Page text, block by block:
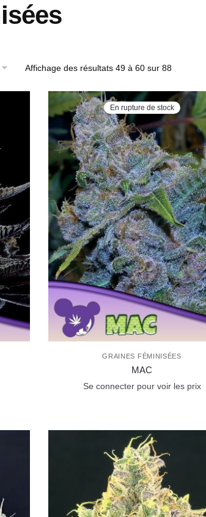
Affichage des résultats 49 à 60 sur 88
En rupture de stock
GRAINES FÉMINISÉES
MAC
Se connecter pour voir les prix